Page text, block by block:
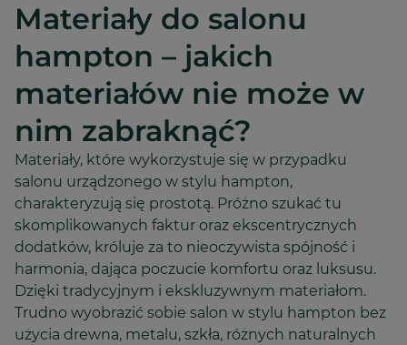
Materiały do salonu
hampton – jakich
materiałów nie może w
nim zabraknąć?
Materiały, które wykorzystuje się w przypadku
salonu urządzonego w stylu hampton,
charakteryzują się prostotą. Próżno szukać tu
skomplikowanych faktur oraz ekscentrycznych
dodatków, króluje za to nieoczywista spójność i
harmonia, dająca poczucie komfortu oraz luksusu.
Dzięki tradycyjnym i ekskluzywnym materiałom.
Trudno wyobrazić sobie salon w stylu hampton bez
użycia drewna, metalu, szkła, różnych naturalnych